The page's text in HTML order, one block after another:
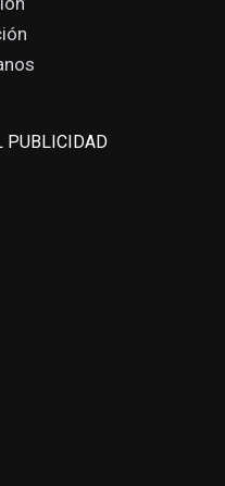
PUBLICIDAD